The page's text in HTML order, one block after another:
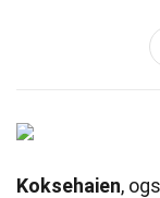
Koksehaien,